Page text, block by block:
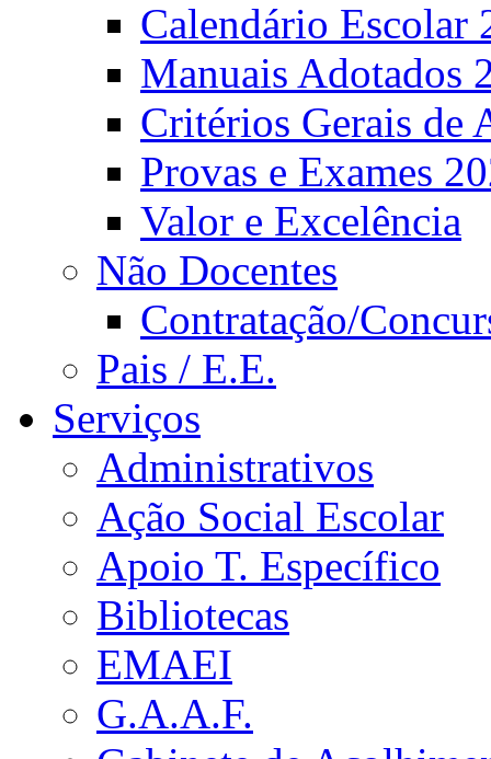
Calendário Escolar
Manuais Adotados
Critérios Gerais de
Provas e Exames
Valor e Excelência
Não Docentes
Contratação/
Pais / E.E.
Serviços
Administrativos
Ação Social Escolar
Apoio T. Específico
Bibliotecas
EMAEI
G.A.A.F.